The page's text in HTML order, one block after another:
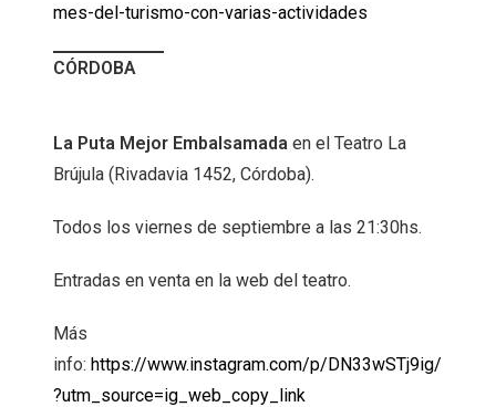
mes-del-turismo-con-varias-actividades
CÓRDOBA
La Puta Mejor Embalsamada en el Teatro La
Brújula (Rivadavia 1452, Córdoba).
Todos los viernes de septiembre a las 21:30hs.
Entradas en venta en la web del teatro.
Más
info: https://www.instagram.com/p/DN33wSTj9ig/
?utm_source=ig_web_copy_link